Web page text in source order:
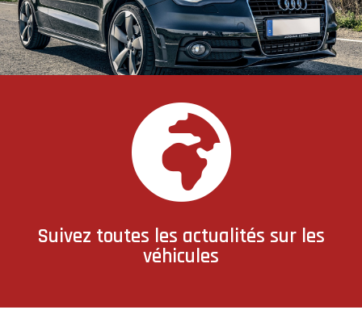
Suivez toutes les actualités sur les
véhicules